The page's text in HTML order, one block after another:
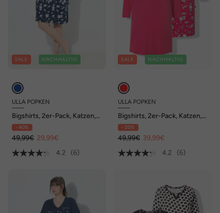
SALE NACHHALTIG
ULLA POPKEN
Bigshirts, 2er-Pack, Katzen,
Rundhals, Langarm
- 40%
49,99€ 29,99€
4.2
(6)
SALE NACHHALTIG
ULLA POPKEN
Bigshirts, 2er-Pack, Katzen,
Rundhals, Langarm
- 20%
49,99€ 39,99€
4.2
(6)